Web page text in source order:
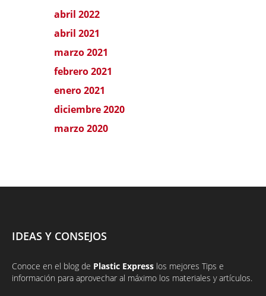
abril 2022
abril 2021
marzo 2021
febrero 2021
enero 2021
diciembre 2020
marzo 2020
IDEAS Y CONSEJOS
Conoce en el blog de Plastic Express los mejores Tips e
información para aprovechar al máximo los materiales y artículos.